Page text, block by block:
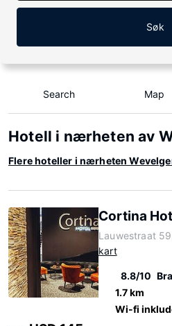
Søk
Search Map
Hotell i nærheten av
Flere hoteller i nærheten
Cortina
Lauwestraat
kart
8.8/10 Bra
1.7 km
Wi-fi